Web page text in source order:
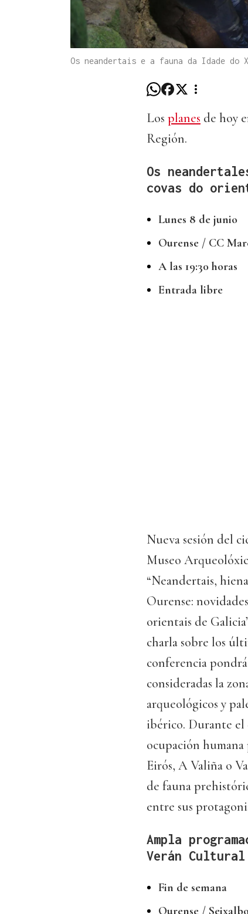
Os neandertais e a fauna da Idade do
Los planes de hoy
Región.
Os
covas do
Lunes 8 de junio
Ourense / CC
A las 19:30 horas
Entrada libre
Nueva sesión del
Museo
“Neandertais,
Ourense:
orientais de
charla sobre los
conferencia
consideradas la
arqueológicos y
ibérico. Durante el
ocupación humana
Eirós, A Valiña o
de fauna
entre sus
Ampla
Verán
Fin de semana